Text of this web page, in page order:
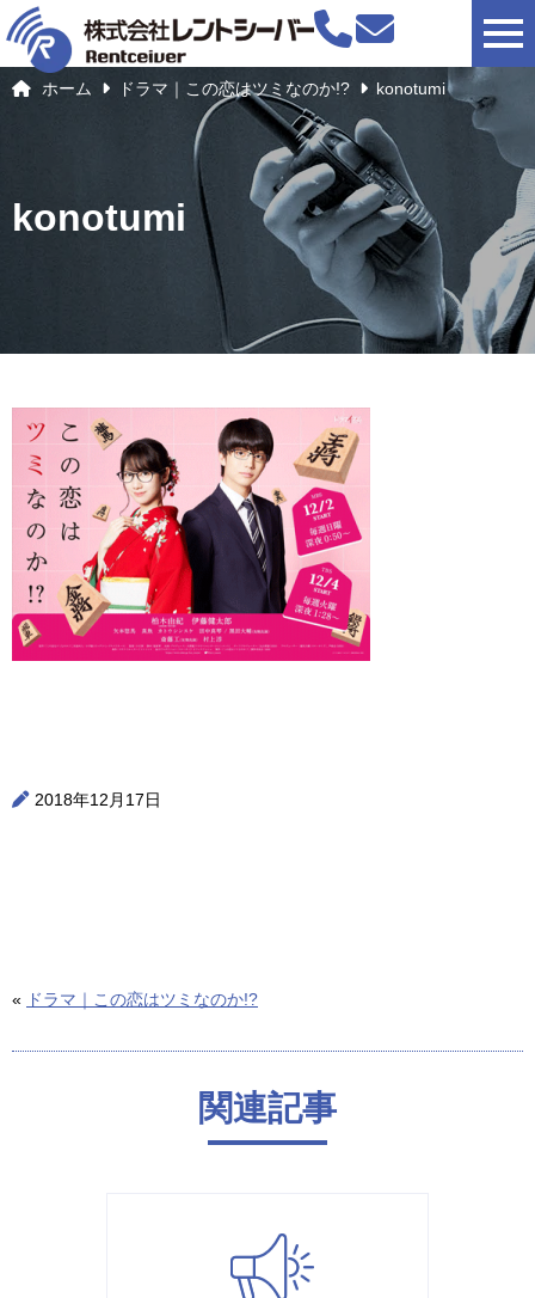
ホーム ドラマ｜この恋はツミなのか!? konotumi
konotumi
2018年12月17日
« ドラマ｜この恋はツミなのか!?
関連記事